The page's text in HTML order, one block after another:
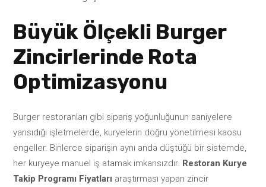
Büyük Ölçekli Burger
Zincirlerinde Rota
Optimizasyonu
Burger restoranları gibi sipariş yoğunluğunun saniyelere
yansıdığı işletmelerde, kuryelerin doğru yönetilmesi kaosu
engeller. Binlerce siparişin aynı anda düştüğü bir sistemde,
her kuryeye manuel iş atamak imkansızdır. Restoran Kurye
Takip Programı Fiyatları araştırması yapan zincir